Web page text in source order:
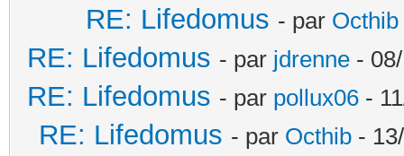
RE: Lifedomus - par Octhib
RE: Lifedomus - par jdrenne -
RE: Lifedomus - par pollux06 -
RE: Lifedomus - par Octhib -